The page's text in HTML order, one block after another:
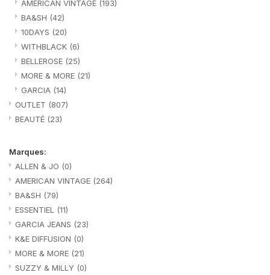
AMERICAN VINTAGE (193)
BA&SH (42)
10DAYS (20)
WITHBLACK (6)
BELLEROSE (25)
MORE & MORE (21)
GARCIA (14)
OUTLET (807)
BEAUTÉ (23)
Marques:
ALLEN & JO (0)
AMERICAN VINTAGE (264)
BA&SH (79)
ESSENTIEL
(11)
GARCIA JEANS (23)
K&E DIFFUSION (0)
MORE & MORE (21)
SUZZY & MILLY (0)